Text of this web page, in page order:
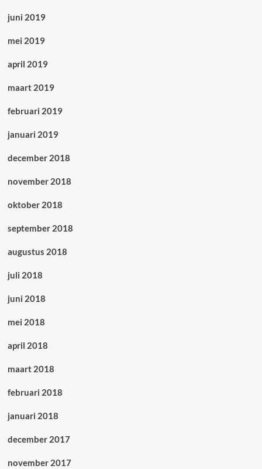
juni 2019
mei 2019
april 2019
maart 2019
februari 2019
januari 2019
december 2018
november 2018
oktober 2018
september 2018
augustus 2018
juli 2018
juni 2018
mei 2018
april 2018
maart 2018
februari 2018
januari 2018
december 2017
november 2017